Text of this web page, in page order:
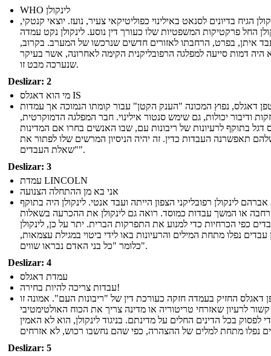
WHO לינקולן
הגיח בדיונים לסנאט באילינוי כפוליטיקאי צעיר, נועז. יוצאי קנטקי,
החל פרקטיקות המשפטיות שלו כעורך דין נוסע. לינקולן נקט עמדה
איתן, בפרט, הרחבתו לאזורים חדשים שנרכשו של המערב. בקרוב,
היה דמות סייעה למפלגה הרפובליקנית הקימה לאחרונה, אשר בעיקר
שנערכה מבט זו.
Deslizar: 2
מי הוא דאגלס IS
דאגלס, נפוץ המכונה "הענק הקטן" עבור קומתו הנמוכה אך עמדות
ודיבור יכולות, גם שימש סנטור אילינוי. חבר המפלגה הדמוקרטית,
דגל בתוקף לרעיונות של ריבונות עם, שבו האנשים בחרו אם המדינות
תאפשרנה העבדות כדין. זה יהיה הניסיון המרשים שלו לפתור את
"שאלת העבדים".
Deslizar: 3
עמדת LINCOLN
אני בא מן ההתחלה הצנועה
לינקולן רפובליקני הצפון הייתה ועבד אנטי. לינקולן היה בתוקף
או המשך עבדות כמוסד. רואה גם לינקולן את ההכרעה בשאלות
כפי הכרחיות כדי למנוע את התפרקות הברית. יתר על כן, לינקולן
עבדים נפלו מתחת המילים והרעיונות באו לידי ביטוי במגילת עצמאות,
כלומר "כל בני האדם נבראו שווים".
Deslizar: 4
עמדת דאגלס
עבדות צריכה להיות בחירה!
דאגלס החזיק בעמדה חזקה כעורכת דין של "ריבונות העם". אמונה זו
לרעיון שאזרחי טריטוריה או מדינה צריך את הכוח האולטימטיבי
לפסוק בכל הדינים החלים על מדינתם. בניגוד לינקולן, הוא לא האמין
Deslizar: 5